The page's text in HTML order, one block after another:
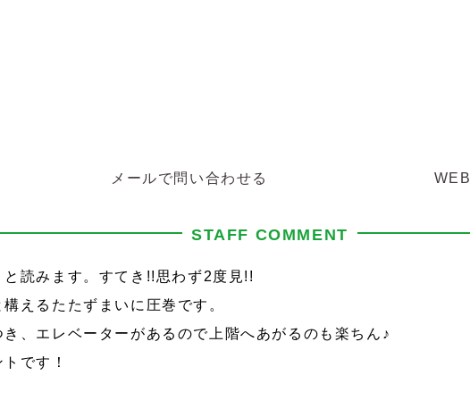
メールで問い合わせる
STAFF COMMENT
と読みます。すてき!!思わず2度見!!
えるたたずまいに圧巻です。
、エレベーターがあるので上階へあがるのも楽ちん♪
です！